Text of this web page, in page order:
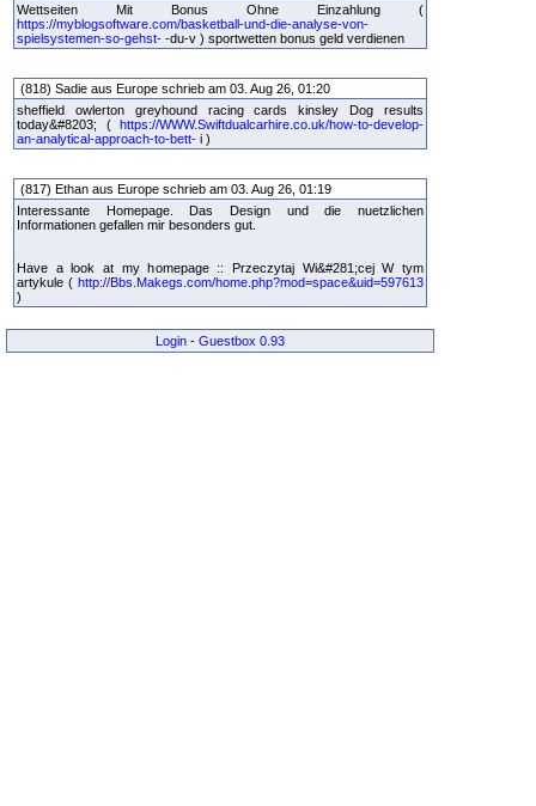
Wettseiten Mit Bonus Ohne Einzahlung (
https://myblogsoftware.com/basketball-und-die-analyse-von-
spielsystemen-so-gehst- -du-v ) sportwetten bonus geld verdienen
(818) Sadie aus Europe schrieb am 03. Aug 26, 01:20
sheffield owlerton greyhound racing cards kinsley Dog results
today&#8203; ( https://WWW.Swiftdualcarhire.co.uk/how-to-develop-
an-analytical-approach-to-bett- i )
(817) Ethan aus Europe schrieb am 03. Aug 26, 01:19
Interessante Homepage. Das Design und die nuetzlichen
Informationen gefallen mir besonders gut.
Have a look at my homepage :: Przeczytaj Wi&#281;cej W tym
artykule ( http://Bbs.Makegs.com/home.php?mod=space&uid=597613
)
Login - Guestbox 0.93